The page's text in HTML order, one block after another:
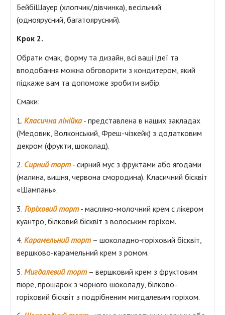
БейбіШауер (хлопчик/дівчинка), весільний
(одноярусний, багатоярусний).
Крок 2.
Обрати смак, форму та дизайн, всі ваші ідеї та
вподобання можна обговорити з кондитером, який
підкаже вам та допоможе зробити вибір.
Смаки:
1. Класична лінійка- представлена в наших закладах
(Медовик, Волконський, Фреш-чізкейк) з додатковим
декром (фрукти, шоколад).
2. Сирний торт- сирний мус з фруктами або ягодами
(малина, вишня, червона смородина). Класичний бісквіт
«Шампань».
3. Горіховий торт- масляно-молочний крем с лікером
куантро, білковий бісквіт з волоським горіхом.
4. Карамельний торт– шоколадно-горіховий бісквіт,
вершково-карамельний крем з ромом.
5. Мигдалевий торт– вершковий крем з фруктовим
пюре, прошарок з чорного шоколаду, білково-
горіховий бісквіт з подрібненим мигдалевим горіхом.